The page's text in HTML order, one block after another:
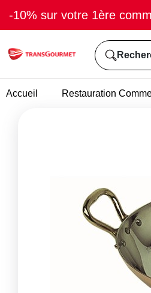
-10% sur votre 1ère
Accueil Restauration